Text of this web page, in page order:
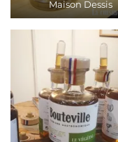
Maison Dessis